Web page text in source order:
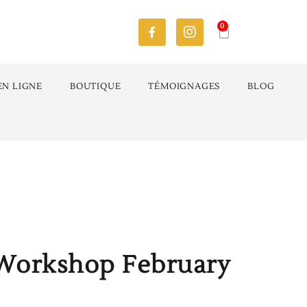
0
LIGNE BOUTIQUE TÉMOIGNAGES BLOG
February